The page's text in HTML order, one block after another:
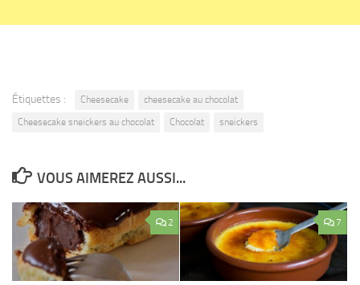
Étiquettes : Cheesecake
cheesecake au chocolat
Cheesecake sneickers au chocolat
Chocolat sneickers
VOUS AIMEREZ AUSSI...
2 7